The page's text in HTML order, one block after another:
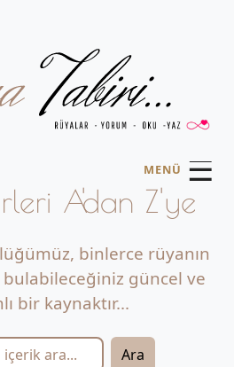
MENÜ ☰
A'dan Z'ye
binlerce rüyanın
bulabileceğiniz güncel ve
bir kaynaktır...
Ara